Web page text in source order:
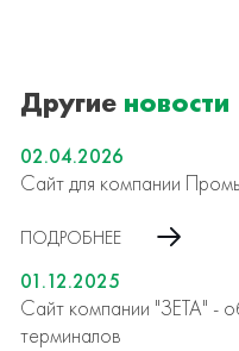
Другие новости
02.04.2026
Сайт для компании
ПОДРОБНЕЕ
01.12.2025
Сайт компании "ЗЕТА" -
терминалов